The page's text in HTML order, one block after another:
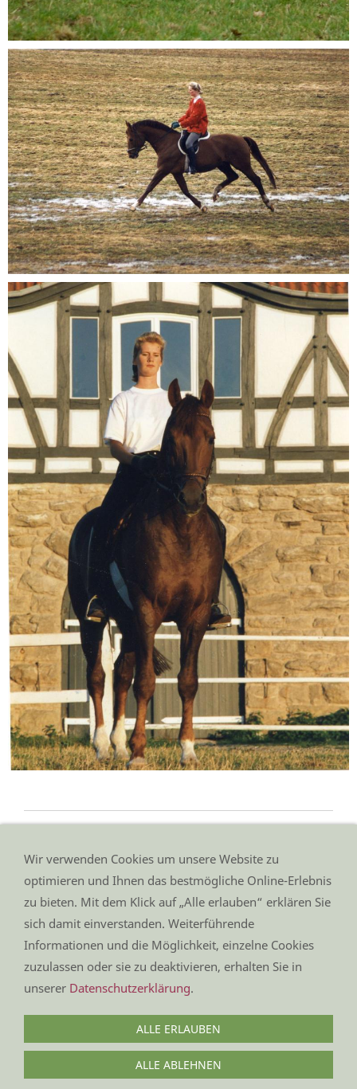
Impressum
Datenschutz
Kontakt
Anfahrt
(C) 2024 Gestüt Altefeld
Wir verwenden Cookies um unsere Website zu
optimieren und Ihnen das bestmögliche Online-Erlebnis
zu bieten. Mit dem Klick auf „Alle erlauben“ erklären Sie
sich damit einverstanden. Weiterführende
Informationen und die Möglichkeit, einzelne Cookies
zuzulassen oder sie zu deaktivieren, erhalten Sie in
unserer Datenschutzerklärung.
ALLE ERLAUBEN
ALLE ABLEHNEN